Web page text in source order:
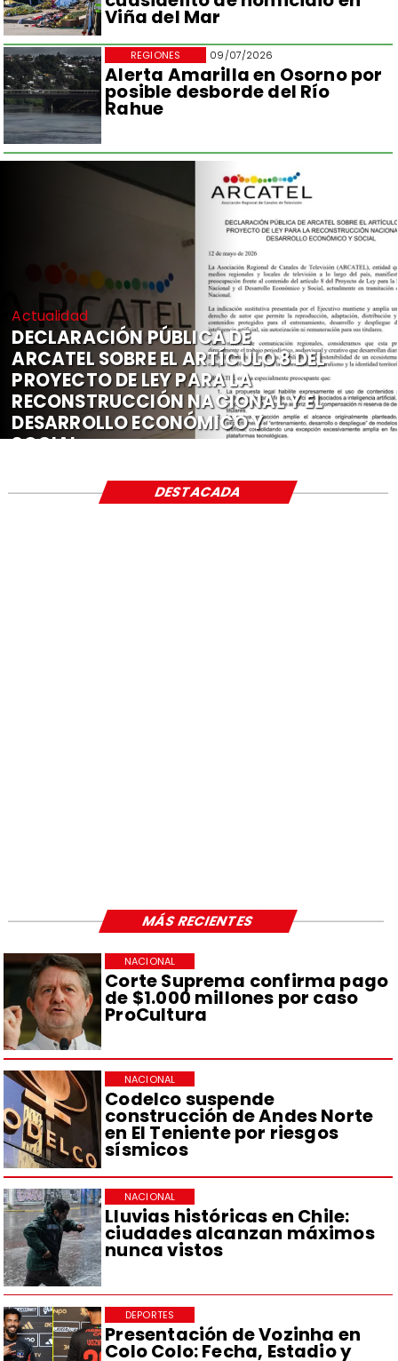
Viña del Mar
09/07/2026
Alerta Amarilla en Osorno por
posible desborde del Río
Rahue
REGIONES
Actualidad
DECLARACIÓN PÚBLICA DE
ARCATEL SOBRE EL ARTÍCULO 8 DEL
PROYECTO DE LEY PARA LA
RECONSTRUCCIÓN NACIONAL Y EL
DESARROLLO ECONÓMICO Y
SOCIAL
Corte Suprema confirma pago
de $1.000 millones por caso
ProCultura
NACIONAL
Codelco suspende
construcción de Andes Norte
en El Teniente por riesgos
sísmicos
NACIONAL
Lluvias históricas en Chile:
ciudades alcanzan máximos
nunca vistos
NACIONAL
Presentación de Vozinha en
Colo Colo: Fecha, Estadio y
DEPORTES
DESTACADA
MÁS RECIENTES